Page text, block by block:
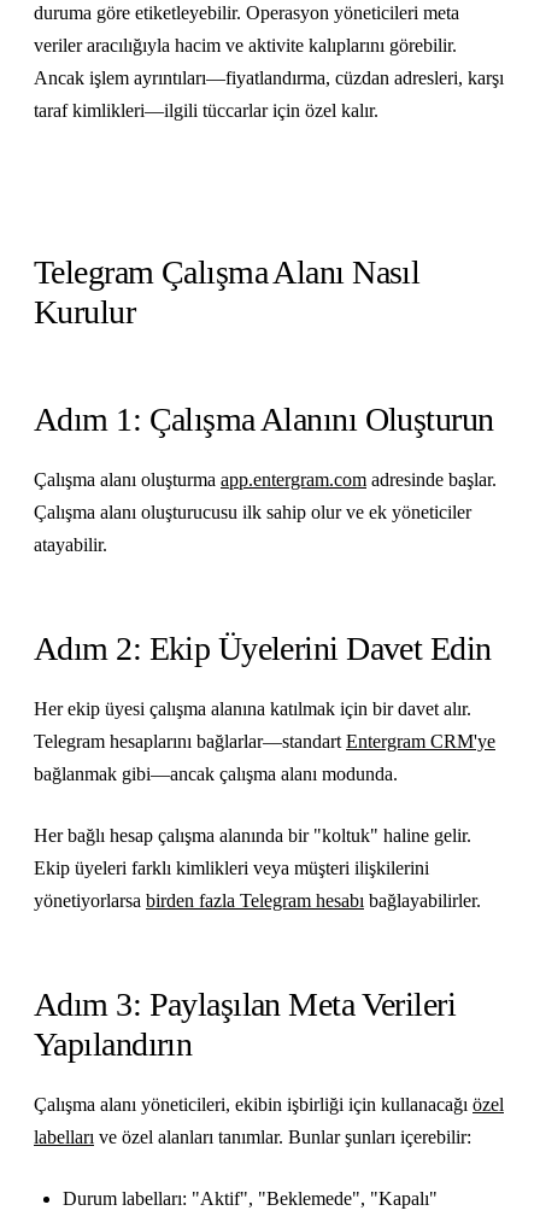
duruma göre etiketleyebilir. Operasyon yöneticileri meta
veriler aracılığıyla hacim ve aktivite kalıplarını görebilir.
Ancak işlem ayrıntıları—fiyatlandırma, cüzdan adresleri, karşı
taraf kimlikleri—ilgili tüccarlar için özel kalır.
Telegram Çalışma Alanı Nasıl
Kurulur
Adım 1: Çalışma Alanını Oluşturun
Çalışma alanı oluşturma app.entergram.com adresinde başlar.
Çalışma alanı oluşturucusu ilk sahip olur ve ek yöneticiler
atayabilir.
Adım 2: Ekip Üyelerini Davet Edin
Her ekip üyesi çalışma alanına katılmak için bir davet alır.
Telegram hesaplarını bağlarlar—standart Entergram CRM'ye
bağlanmak gibi—ancak çalışma alanı modunda.
Her bağlı hesap çalışma alanında bir "koltuk" haline gelir.
Ekip üyeleri farklı kimlikleri veya müşteri ilişkilerini
yönetiyorlarsa birden fazla Telegram hesabı bağlayabilirler.
Adım 3: Paylaşılan Meta Verileri
Yapılandırın
Çalışma alanı yöneticileri, ekibin işbirliği için kullanacağı özel
labelları ve özel alanları tanımlar. Bunlar şunları içerebilir:
Durum labelları: "Aktif", "Beklemede", "Kapalı"